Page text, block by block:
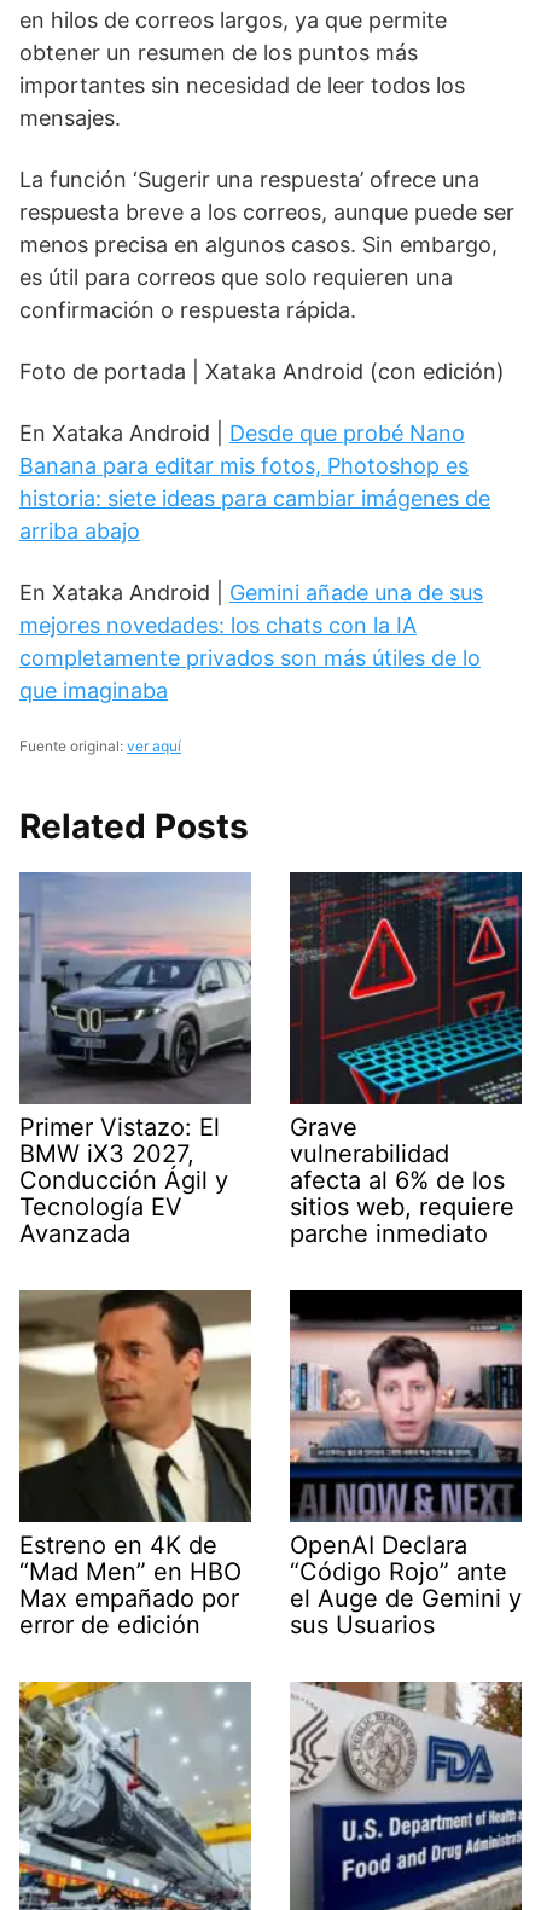
en hilos de correos largos, ya que permite
obtener un resumen de los puntos más
importantes sin necesidad de leer todos los
mensajes.
La función ‘Sugerir una respuesta’ ofrece una
respuesta breve a los correos, aunque puede ser
menos precisa en algunos casos. Sin embargo,
es útil para correos que solo requieren una
confirmación o respuesta rápida.
Foto de portada | Xataka Android (con edición)
En Xataka Android | Desde que probé Nano
Banana para editar mis fotos, Photoshop es
historia: siete ideas para cambiar imágenes de
arriba abajo
En Xataka Android | Gemini añade una de sus
mejores novedades: los chats con la IA
completamente privados son más útiles de lo
que imaginaba
Fuente original: ver aquí
Related Posts
Primer Vistazo: El
BMW iX3 2027,
Conducción Ágil y
Tecnología EV
Avanzada
Grave
vulnerabilidad
afecta al 6% de los
sitios web, requiere
parche inmediato
Estreno en 4K de
“Mad Men” en HBO
Max empañado por
error de edición
OpenAI Declara
“Código Rojo” ante
el Auge de Gemini y
sus Usuarios